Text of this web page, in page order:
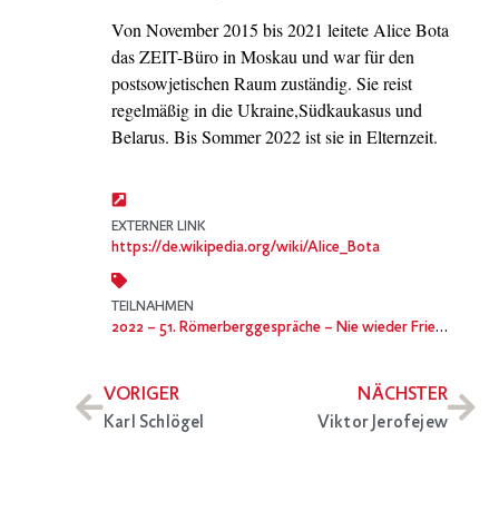
Von November 2015 bis 2021 leitete Alice Bota
das ZEIT-Büro in Moskau und war für den
postsowjetischen Raum zuständig. Sie reist
regelmäßig in die Ukraine,Südkaukasus und
Belarus. Bis Sommer 2022 ist sie in Elternzeit.
EXTERNER LINK
https://de.wikipedia.org/wiki/Alice_Bota
TEILNAHMEN
2022 – 51. Römerberggespräche – Nie wieder Frieden? Der Ukraine-Krieg und die neue Welt-Unordnung
VORIGER
Karl Schlögel
NÄCHSTER
Viktor Jerofejew